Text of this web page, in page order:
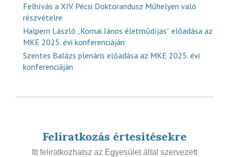
Felhívás a XIV. Pécsi Doktorandusz Műhelyen való
részvételre
Halpern László „Kornai János életműdíjas” előadása az
MKE 2025. évi konferenciáján
Szentes Balázs plenáris előadása az MKE 2025. évi
konferenciáján
Feliratkozás értesítésekre
Itt feliratkozhatsz az Egyesület által szervezett